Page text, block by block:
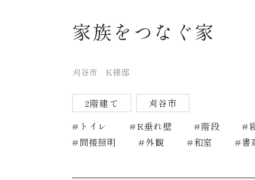
家族をつなぐ家
刈谷市 K様邸
2階建て
刈谷市
トイレ
R垂れ壁 階段
間接照明
外観 和室 書